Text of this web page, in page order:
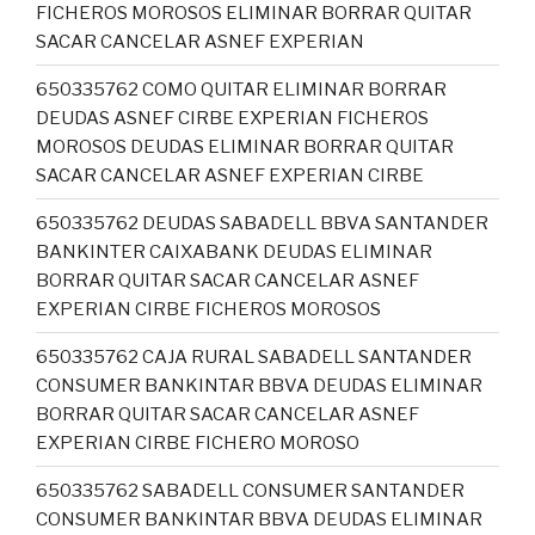
FICHEROS MOROSOS ELIMINAR BORRAR QUITAR
SACAR CANCELAR ASNEF EXPERIAN
650335762 COMO QUITAR ELIMINAR BORRAR
DEUDAS ASNEF CIRBE EXPERIAN FICHEROS
MOROSOS DEUDAS ELIMINAR BORRAR QUITAR
SACAR CANCELAR ASNEF EXPERIAN CIRBE
650335762 DEUDAS SABADELL BBVA SANTANDER
BANKINTER CAIXABANK DEUDAS ELIMINAR
BORRAR QUITAR SACAR CANCELAR ASNEF
EXPERIAN CIRBE FICHEROS MOROSOS
650335762 CAJA RURAL SABADELL SANTANDER
CONSUMER BANKINTAR BBVA DEUDAS ELIMINAR
BORRAR QUITAR SACAR CANCELAR ASNEF
EXPERIAN CIRBE FICHERO MOROSO
650335762 SABADELL CONSUMER SANTANDER
CONSUMER BANKINTAR BBVA DEUDAS ELIMINAR